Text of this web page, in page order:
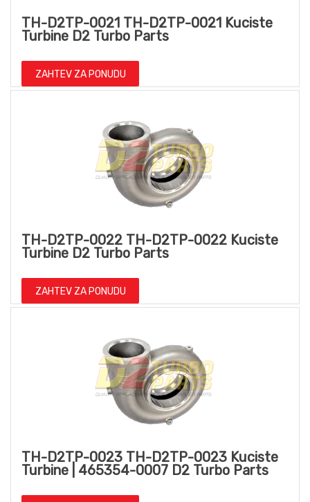
TH-D2TP-0021 TH-D2TP-0021 Kuciste
Turbine D2 Turbo Parts
ZAHTEV ZA PONUDU
TH-D2TP-0022 TH-D2TP-0022 Kuciste
Turbine D2 Turbo Parts
ZAHTEV ZA PONUDU
TH-D2TP-0023 TH-D2TP-0023 Kuciste
Turbine | 465354-0007 D2 Turbo Parts